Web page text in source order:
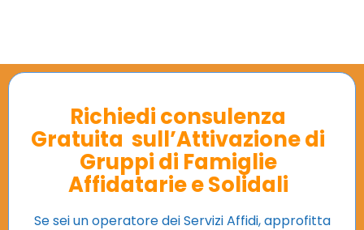
Richiedi consulenza
Gratuita sull’Attivazione di
Gruppi di Famiglie
Affidatarie e Solidali
Se sei un operatore dei Servizi Affidi, approfitta